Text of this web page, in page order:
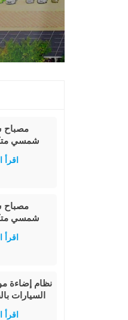
مصباح
شمسي
ذكي مزود
استشعار
اقرأ
مصباح
شمسي
مزود
لومن/واط،
ليثيوم
الحديد
بتقنية MPPT.
اقرأ
نظام إضاءة
السيارات
الشمسية
اقرأ